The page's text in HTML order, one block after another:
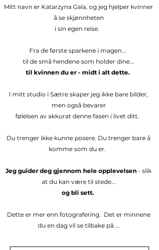
Mitt navn er Katarzyna Gala, og jeg hjelper kvinner
å se skjønnheten
i sin egen reise.
Fra de første sparkene i magen...
til de små hendene som holder dine...
til kvinnen du er - midt i alt dette.
I mitt studio i Sætre skaper jeg ikke bare bilder,
men også bevarer
følelsen av akkurat denne fasen i livet ditt.
Du trenger ikke kunne posere. Du trenger bare å
komme som du er.
Jeg guider deg gjennom hele opplevelsen - slik
at du kan være til stede...
og bli sett.
Dette er mer enn fotografering. Det er minnene
du en dag vil se tilbake på ...